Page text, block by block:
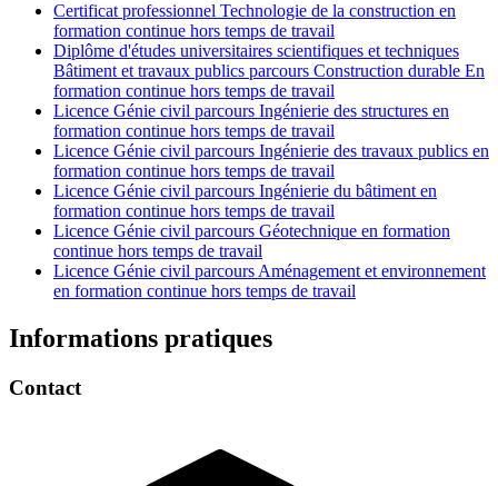
Certificat professionnel Technologie de la construction en
formation continue hors temps de travail
Diplôme d'études universitaires scientifiques et techniques
Bâtiment et travaux publics parcours Construction durable En
formation continue hors temps de travail
Licence Génie civil parcours Ingénierie des structures en
formation continue hors temps de travail
Licence Génie civil parcours Ingénierie des travaux publics en
formation continue hors temps de travail
Licence Génie civil parcours Ingénierie du bâtiment en
formation continue hors temps de travail
Licence Génie civil parcours Géotechnique en formation
continue hors temps de travail
Licence Génie civil parcours Aménagement et environnement
en formation continue hors temps de travail
Informations pratiques
Contact